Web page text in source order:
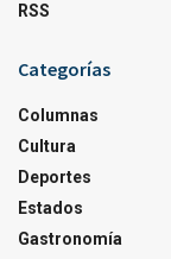
RSS
Categorías
Columnas
Cultura
Deportes
Estados
Gastronomía